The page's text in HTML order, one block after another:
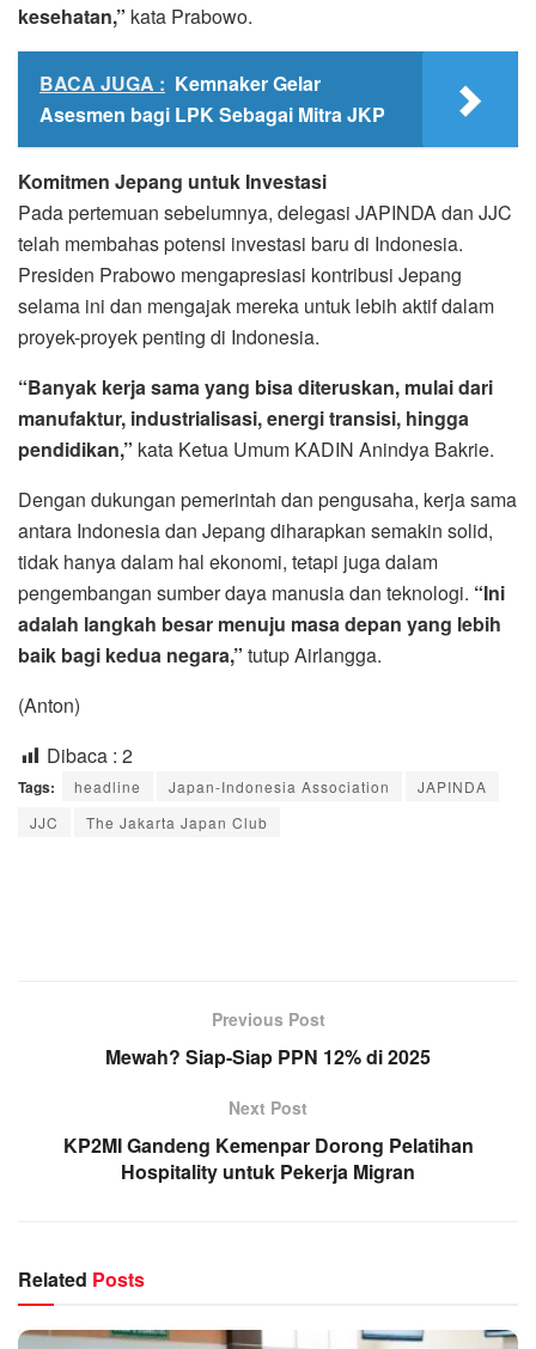
kesehatan,” kata Prabowo.
BACA JUGA : Kemnaker Gelar
Asesmen bagi LPK Sebagai Mitra JKP
Komitmen Jepang untuk Investasi
Pada pertemuan sebelumnya, delegasi JAPINDA dan JJC
telah membahas potensi investasi baru di Indonesia.
Presiden Prabowo mengapresiasi kontribusi Jepang
selama ini dan mengajak mereka untuk lebih aktif dalam
proyek-proyek penting di Indonesia.
“Banyak kerja sama yang bisa diteruskan, mulai dari
manufaktur, industrialisasi, energi transisi, hingga
pendidikan,” kata Ketua Umum KADIN Anindya Bakrie.
Dengan dukungan pemerintah dan pengusaha, kerja sama
antara Indonesia dan Jepang diharapkan semakin solid,
tidak hanya dalam hal ekonomi, tetapi juga dalam
pengembangan sumber daya manusia dan teknologi. “Ini
adalah langkah besar menuju masa depan yang lebih
baik bagi kedua negara,” tutup Airlangga.
(Anton)
Dibaca : 2
Tags: headline Japan-Indonesia Association
JAPINDA
JJC
The Jakarta Japan Club
Previous Post
Mewah? Siap-Siap PPN 12% di 2025
Next Post
KP2MI Gandeng Kemenpar Dorong Pelatihan
Hospitality untuk Pekerja Migran
Related Posts